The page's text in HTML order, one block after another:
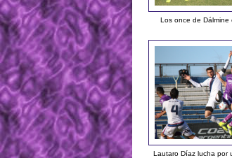
Los once de Dálmine
Lautaro Díaz lucha por